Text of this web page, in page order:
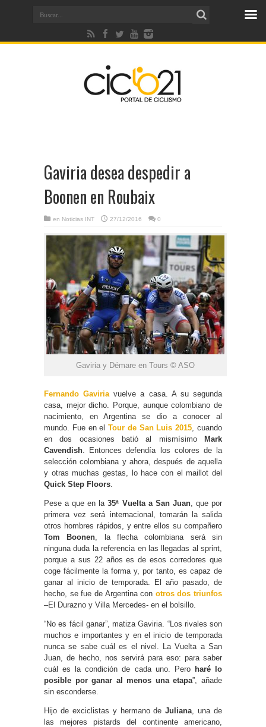
Gaviria desea despedir a
Boonen en Roubaix
en Noticias INT 27/12/2016 0
Gaviria y Démare en Tours © ASO
Fernando Gaviriavuelve a casa. A su segunda
casa, mejor dicho. Porque, aunque colombiano de
nacimiento, en Argentina se dio a conocer al
mundo. Fue en elTour de San Luis 2015, cuando
en dos ocasiones batió al mismísimo
Mark
Cavendish. Entonces defendía los colores de la
selección colombiana y ahora, después de aquella
y otras muchas gestas, lo hace con el maillot del
Quick Step Floors.
Pese a que en la35ª Vuelta a San Juan, que por
primera vez será internacional, tomarán la salida
otros hombres rápidos, y entre ellos su compañero
Tom Boonen, la flecha colombiana será sin
ninguna duda la referencia en las llegadas al sprint,
porque a sus 22 años es de esos corredores que
coge fácilmente la forma y, por tanto, es capaz de
ganar al inicio de temporada. El año pasado, de
hecho, se fue de Argentina con otros dos triunfos
–El Durazno y Villa Mercedes- en el bolsillo.
“No es fácil ganar”, matiza Gaviria. “Los rivales son
muchos e importantes y en el inicio de temporada
nunca se sabe cuál es el nivel. La Vuelta a San
Juan, de hecho, nos servirá para eso: para saber
cuál es la condición de cada uno. Pero haré lo
posible por ganar al menos una etapa”, añade
sin esconderse.
Hijo de exciclistas y hermano deJuliana, una de
las mejores pistards del continente americano,